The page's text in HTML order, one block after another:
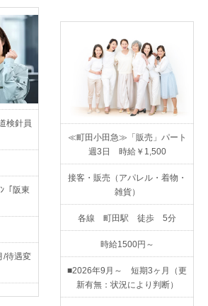
検針員
「阪東
/待遇変
≪町田小田急≫「販売」パート
週3日 時給￥1,500
接客・販売（アパレル・着物・
雑貨）
各線 町田駅 徒歩 5分
時給1500円～
■2026年9月～ 短期3ヶ月（更
新有無：状況により判断）